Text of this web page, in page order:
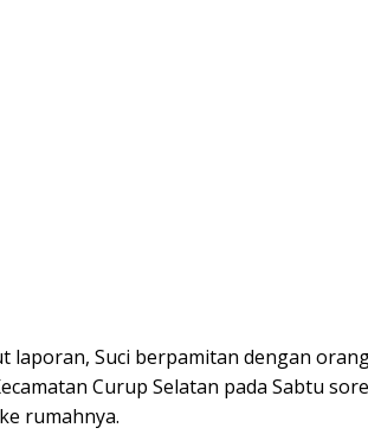
laporan, Suci berpamitan dengan
Curup Selatan pada Sabtu
rumahnya.